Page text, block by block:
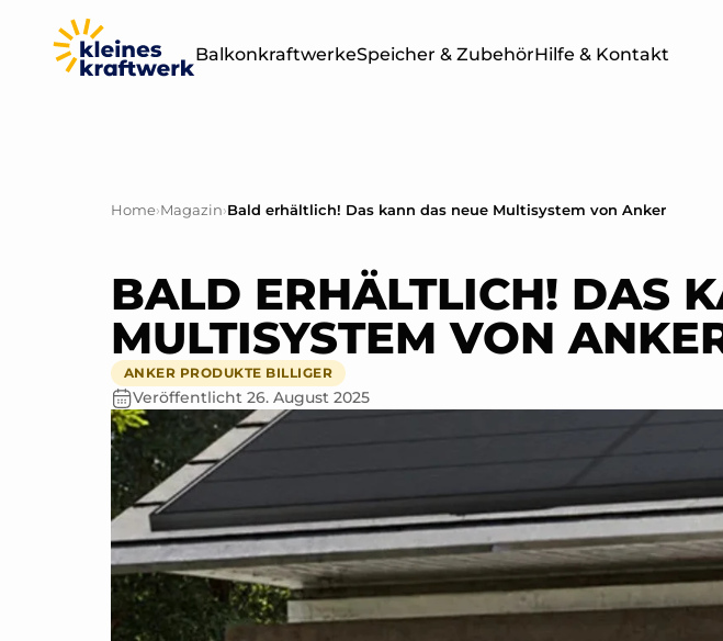
Balkonkraftwerke
400W
800W
1000W
1500W
2000W
4000W
BALKONKRAFTWERKE
Speicher & ZubehörHilfe & Kontakt
Home›Magazin›Bald erhältlich! Das kann das neue Multisystem von Anker
BALD ERHÄLTLICH! DAS
MULTISYSTEM VON
ANKER PRODUKTE BILLIGER
Veröffentlicht 26. August 2025